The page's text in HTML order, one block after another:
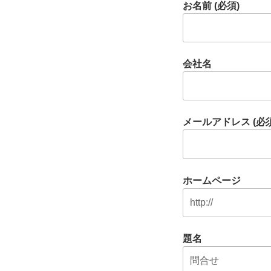
お名前 (必須)
会社名
メールアドレス (必
ホームページ
題名